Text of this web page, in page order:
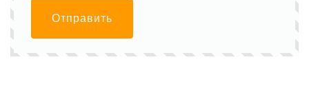
Отправить